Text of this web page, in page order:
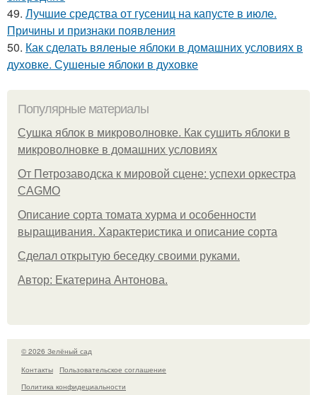
49. Лучшие средства от гусениц на капусте в июле.
Причины и признаки появления
50. Как сделать вяленые яблоки в домашних условиях в
духовке. Сушеные яблоки в духовке
Популярные материалы
Сушка яблок в микроволновке. Как сушить яблоки в
микроволновке в домашних условиях
От Петрозаводска к мировой сцене: успехи оркестра
CAGMO
Описание сорта томата хурма и особенности
выращивания. Характеристика и описание сорта
Сделал открытую беседку своими руками.
Автор: Екатерина Антонова.
© 2026 Зелёный сад
Контакты
Пользовательское соглашение
Политика конфидециальности